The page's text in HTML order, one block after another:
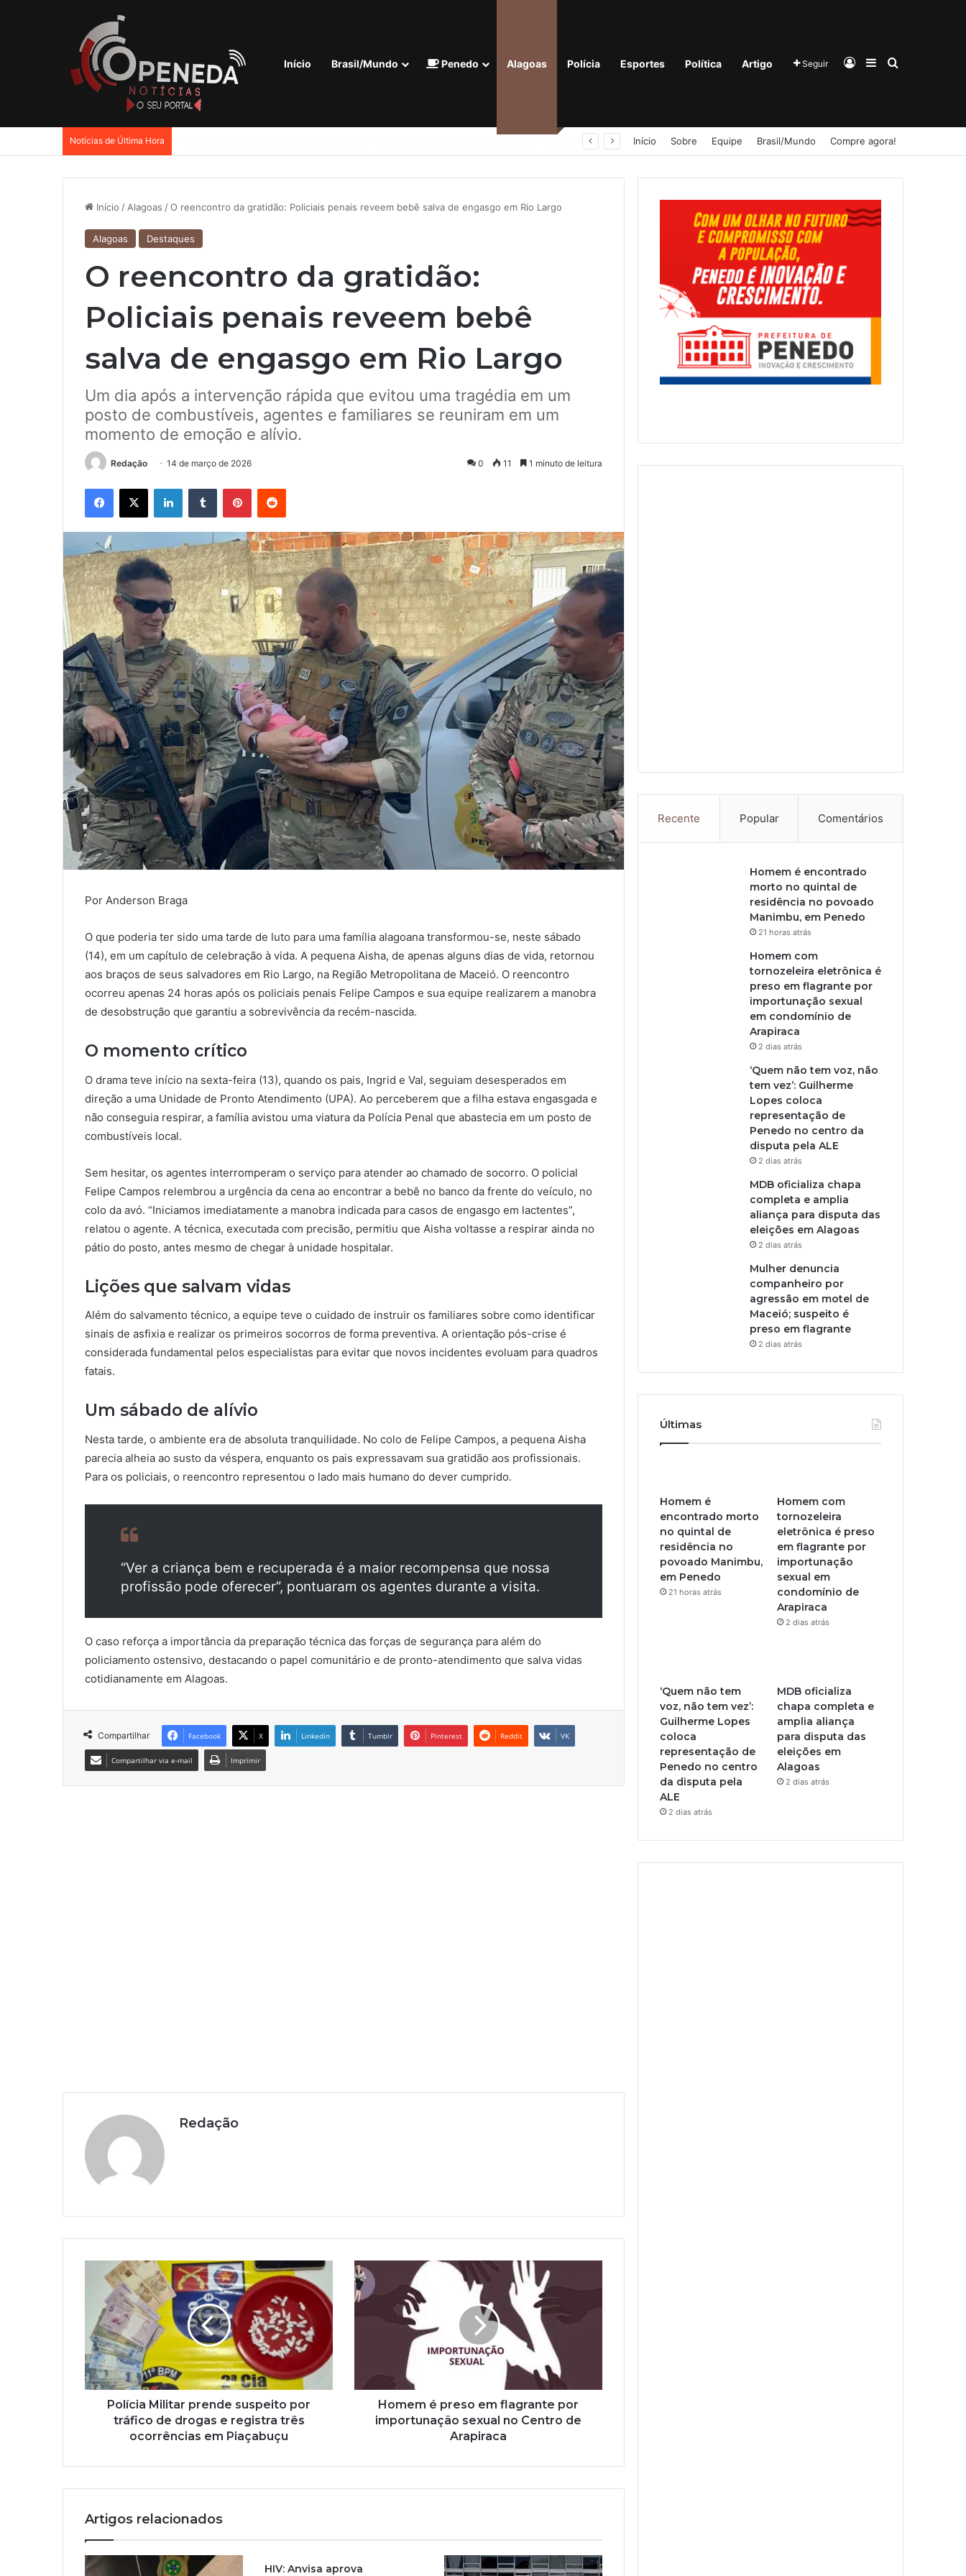
Início Brasil/Mundo Penedo Alagoas Polícia Esportes Política Artigo Seguir EntrarBarra Lateral
Procurar por
Notícias de Última Hora Início Sobre Equipe Brasil/Mundo Compre agora!
Início / Alagoas /O reencontro da gratidão: Policiais penais reveem bebê salva de engasgo em Rio Largo
Alagoas Destaques
O reencontro da gratidão:
Policiais penais reveem bebê
salva de engasgo em Rio Largo
Um dia após a intervenção rápida que evitou uma tragédia em um
posto de combustíveis, agentes e familiares se reuniram em um
momento de emoção e alívio.
Redação 14 de março de 2026 0 11 1 minuto de leitura
Facebook
X LinkedinTumblr PinterestReddit
Por Anderson Braga
O que poderia ter sido uma tarde de luto para uma família alagoana transformou-se, neste sábado
(14), em um capítulo de celebração à vida. A pequena Aisha, de apenas alguns dias de vida, retornou
aos braços de seus salvadores em Rio Largo, na Região Metropolitana de Maceió. O reencontro
ocorreu apenas 24 horas após os policiais penais Felipe Campos e sua equipe realizarem a manobra
de desobstrução que garantiu a sobrevivência da recém-nascida.
O momento crítico
O drama teve início na sexta-feira (13), quando os pais, Ingrid e Val, seguiam desesperados em
direção a uma Unidade de Pronto Atendimento (UPA). Ao perceberem que a filha estava engasgada e
não conseguia respirar, a família avistou uma viatura da Polícia Penal que abastecia em um posto de
combustíveis local.
Sem hesitar, os agentes interromperam o serviço para atender ao chamado de socorro. O policial
Felipe Campos relembrou a urgência da cena ao encontrar a bebê no banco da frente do veículo, no
colo da avó. “Iniciamos imediatamente a manobra indicada para casos de engasgo em lactentes”,
relatou o agente. A técnica, executada com precisão, permitiu que Aisha voltasse a respirar ainda no
pátio do posto, antes mesmo de chegar à unidade hospitalar.
Lições que salvam vidas
Além do salvamento técnico, a equipe teve o cuidado de instruir os familiares sobre como identificar
sinais de asfixia e realizar os primeiros socorros de forma preventiva. A orientação pós-crise é
considerada fundamental pelos especialistas para evitar que novos incidentes evoluam para quadros
fatais.
Um sábado de alívio
Nesta tarde, o ambiente era de absoluta tranquilidade. No colo de Felipe Campos, a pequena Aisha
parecia alheia ao susto da véspera, enquanto os pais expressavam sua gratidão aos profissionais.
Para os policiais, o reencontro representou o lado mais humano do dever cumprido.
“Ver a criança bem e recuperada é a maior recompensa que nossa
profissão pode oferecer”, pontuaram os agentes durante a visita.
O caso reforça a importância da preparação técnica das forças de segurança para além do
policiamento ostensivo, destacando o papel comunitário e de pronto-atendimento que salva vidas
cotidianamente em Alagoas.
Compartilhar Facebook X Linkedin Tumblr Pinterest Reddit VK
Compartilhar via e-mail Imprimir
Redação
Polícia Militar prende suspeito por
tráfico de drogas e registra três
ocorrências em Piaçabuçu
Homem é preso em flagrante por
importunação sexual no Centro de
Arapiraca
Artigos relacionados
HIV: Anvisa aprova
Recente Popular Comentários
Homem é encontrado
morto no quintal de
residência no povoado
Manimbu, em Penedo
21 horas atrás
Homem com
tornozeleira eletrônica é
preso em flagrante por
importunação sexual
em condomínio de
Arapiraca
2 dias atrás
‘Quem não tem voz, não
tem vez’: Guilherme
Lopes coloca
representação de
Penedo no centro da
disputa pela ALE
2 dias atrás
MDB oficializa chapa
completa e amplia
aliança para disputa das
eleições em Alagoas
2 dias atrás
Mulher denuncia
companheiro por
agressão em motel de
Maceió; suspeito é
preso em flagrante
2 dias atrás
Últimas
Homem é
encontrado morto
no quintal de
residência no
povoado Manimbu,
em Penedo
21 horas atrás
Homem com
tornozeleira
eletrônica é preso
em flagrante por
importunação
sexual em
condomínio de
Arapiraca
2 dias atrás
‘Quem não tem
voz, não tem vez’:
Guilherme Lopes
coloca
representação de
Penedo no centro
da disputa pela
ALE
2 dias atrás
MDB oficializa
chapa completa e
amplia aliança
para disputa das
eleições em
Alagoas
2 dias atrás